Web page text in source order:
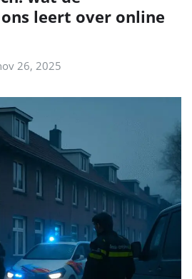
leert over online
26, 2025